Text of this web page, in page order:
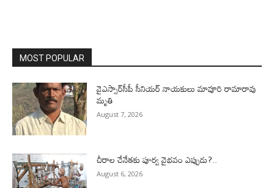
MOST POPULAR
వైఎస్సార్‌సీపీ సీనియర్ నాయకులు మావూరి రామారావు
మృతి
August 7, 2026
చీరాల చేనేతకు పూర్వ వైభవం ఎప్పుడు?..
August 6, 2026